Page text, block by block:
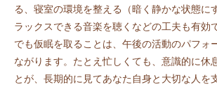
る、寝室の環境を整える（暗く静かな状態に
ラックスできる音楽を聴くなどの工夫も有効
でも仮眠を取ることは、午後の活動のパフォ
ながります。たとえ忙しくても、意識的に休
とが、長期的に見てあなた自身と大切な人を